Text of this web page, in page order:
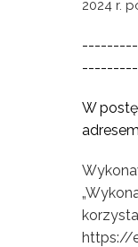
2024 r.
W
https://